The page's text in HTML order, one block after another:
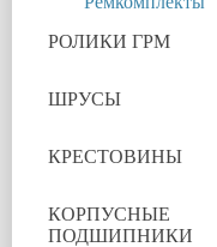
РОЛИКИ ГРМ
ШРУСЫ
КРЕСТОВИНЫ
КОРПУСНЫЕ
ПОДШИПНИКИ